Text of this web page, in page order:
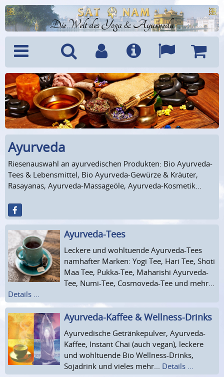
Die Welt des Yoga & Ayurveda
Menü SucheBenutzerkonto
Info Sprachen
Ayurveda
Riesenauswahl an ayurvedischen Produkten: Bio Ayurveda-
Tees & Lebensmittel, Bio Ayurveda-Gewürze & Kräuter,
Rasayanas, Ayurveda-Massageöle, Ayurveda-Kosmetik...
Ayurveda-Tees
Leckere und wohltuende Ayurveda-Tees
namhafter Marken: Yogi Tee, Hari Tee, Shoti
Maa Tee, Pukka-Tee, Maharishi Ayurveda-
Tee, Numi-Tee, Cosmoveda-Tee und mehr...
Details ...
Ayurveda-Kaffee & Wellness-Drinks
Ayurvedische Getränkepulver, Ayurveda-
Kaffee, Instant Chai (auch vegan), leckere
und wohltuende Bio Wellness-Drinks,
Sojadrink und vieles mehr... Details ...